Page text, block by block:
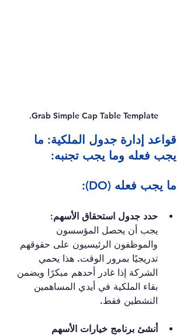
Grab Simple Cap Table Template.
قواعد إدارة جدول الملكية: ما
يجب فعله وما يجب تجنبه:
ما يجب فعله (DO):
حدد جدول استحقاق الأسهم:
يجب أن يحصل المؤسسون
والموظفون الرئيسيون على حقوقهم
تدريجيًا بمرور الوقت. هذا يحمي
الشركة إذا غادر أحدهم مبكرًا ويضمن
بقاء الملكية في أيدي المساهمين
النشطين فقط.
أنشئ برنامج خيارات الأسهم